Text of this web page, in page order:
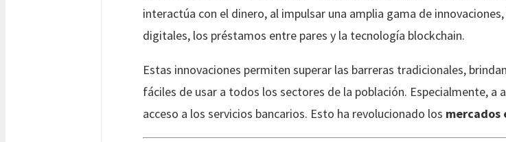
interactúa con el dinero, al impulsar una amplia gama de
digitales, los préstamos entre pares y la tecnología blockchain.
Estas innovaciones permiten superar las barreras tradicionales,
fáciles de usar a todos los sectores de la población. Especialmente,
acceso a los servicios bancarios. Esto ha revolucionado los mercados